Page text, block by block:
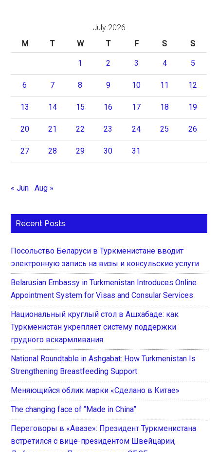
July 2026
M
T W T F S S
1 2 3 4 5
6 7 8 9 10 11 12
13 14 15 16 17 18 19
20 21 22 23 24 25 26
27 28 29 30 31
« Jun Aug »
Recent Posts
Посольство Беларуси в Туркменистане вводит
электронную запись на визы и консульские услуги
Belarusian Embassy in Turkmenistan Introduces Online
Appointment System for Visas and Consular Services
Национальный круглый стол в Ашхабаде: как
Туркменистан укрепляет систему поддержки
грудного вскармливания
National Roundtable in Ashgabat: How Turkmenistan Is
Strengthening Breastfeeding Support
Меняющийся облик марки «Сделано в Китае»
The changing face of “Made in China”
Переговоры в «Авазе»: Президент Туркменистана
встретился с вице-президентом Швейцарии,